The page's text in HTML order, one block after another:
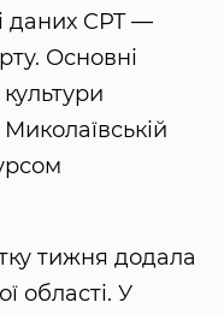
даних CPT —
Основні
тижня додала
області. У